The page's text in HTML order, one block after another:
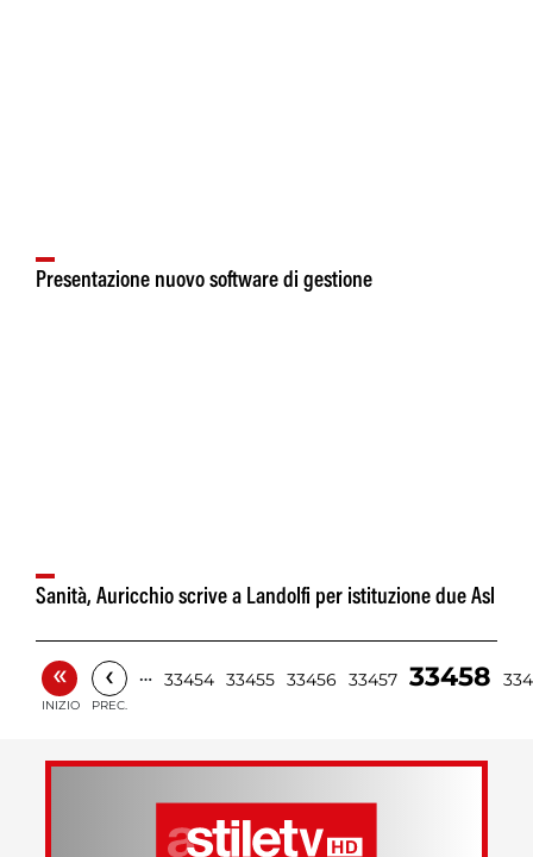
Presentazione nuovo software di gestione
Sanità, Auricchio scrive a Landolfi per istituzione due Asl
«
INIZIO
‹
PREC.
… 33454 33455 33456 33457 33458